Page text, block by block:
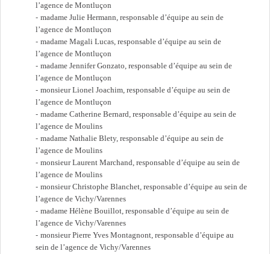
l’agence de Montluçon
madame Julie Hermann, responsable d’équipe au sein de
l’agence de Montluçon
madame Magali Lucas, responsable d’équipe au sein de
l’agence de Montluçon
madame Jennifer Gonzato, responsable d’équipe au sein de
l’agence de Montluçon
monsieur Lionel Joachim, responsable d’équipe au sein de
l’agence de Montluçon
madame Catherine Bernard, responsable d’équipe au sein de
l’agence de Moulins
madame Nathalie Blety, responsable d’équipe au sein de
l’agence de Moulins
monsieur Laurent Marchand, responsable d’équipe au sein de
l’agence de Moulins
monsieur Christophe Blanchet, responsable d’équipe au sein de
l’agence de Vichy/Varennes
madame Hélène Bouillot, responsable d’équipe au sein de
l’agence de Vichy/Varennes
monsieur Pierre Yves Montagnont, responsable d’équipe au
sein de l’agence de Vichy/Varennes